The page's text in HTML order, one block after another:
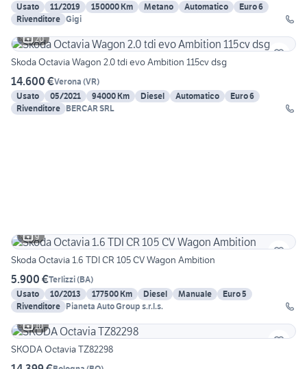
Usato
11/2019 150000 Km Metano Automatico
Euro 6
Rivenditore Gigi
20
Skoda Octavia Wagon 2.0 tdi evo Ambition 115cv dsg
14.600 €Verona (VR)
Usato
05/2021 94000 Km Diesel Automatico
Euro 6
Rivenditore BERCAR SRL
9
Skoda Octavia 1.6 TDI CR 105 CV Wagon Ambition
5.900 €Terlizzi(BA)
Usato
10/2013 177500 Km Diesel Manuale
Euro 5
Rivenditore Pianeta Auto Group s.r.l.s.
10
SKODA Octavia TZ82298